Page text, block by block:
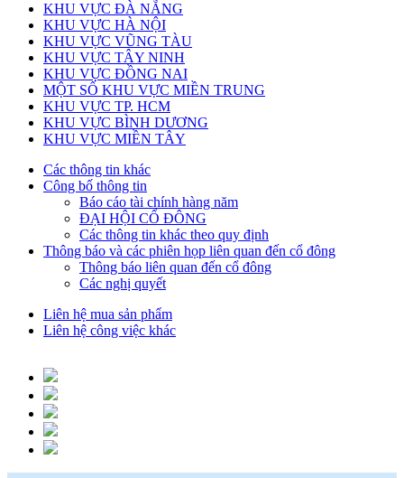
KHU VỰC ĐÀ NẴNG
KHU VỰC HÀ NỘI
KHU VỰC VŨNG TÀU
KHU VỰC TÂY NINH
KHU VỰC ĐỒNG NAI
MỘT SỐ KHU VỰC MIỀN TRUNG
KHU VỰC TP. HCM
KHU VỰC BÌNH DƯƠNG
KHU VỰC MIỀN TÂY
Các thông tin khác
Công bố thông tin
Báo cáo tài chính hàng năm
ĐẠI HỘI CỔ ĐÔNG
Các thông tin khác theo quy định
Thông báo và các phiên họp liên quan đến cổ đông
Thông báo liên quan đến cổ đông
Các nghị quyết
Liên hệ mua sản phẩm
Liên hệ công việc khác